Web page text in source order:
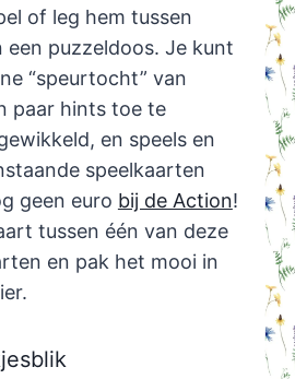
of leg hem tussen
een puzzeldoos. Je kunt
“speurtocht” van
paar hints toe te
en speels en
speelkaarten
geen euro bij de Action!
tussen één van deze
en pak het mooi in